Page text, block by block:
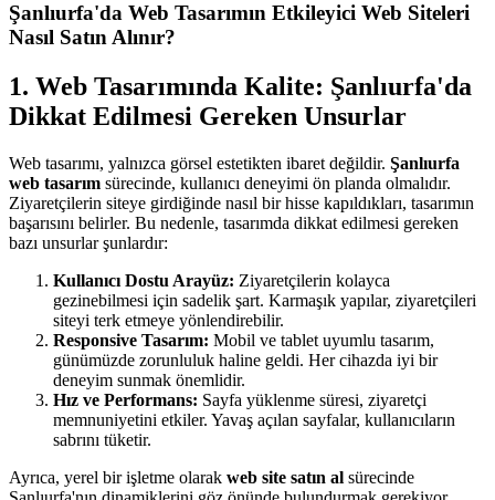
Şanlıurfa'da Web Tasarımın Etkileyici Web Siteleri
Nasıl Satın Alınır?
1. Web Tasarımında Kalite: Şanlıurfa'da
Dikkat Edilmesi Gereken Unsurlar
Web tasarımı, yalnızca görsel estetikten ibaret değildir. Şanlıurfa
web tasarım sürecinde, kullanıcı deneyimi ön planda olmalıdır.
Ziyaretçilerin siteye girdiğinde nasıl bir hisse kapıldıkları, tasarımın
başarısını belirler. Bu nedenle, tasarımda dikkat edilmesi gereken
bazı unsurlar şunlardır:
Kullanıcı Dostu Arayüz: Ziyaretçilerin kolayca
gezinebilmesi için sadelik şart. Karmaşık yapılar, ziyaretçileri
siteyi terk etmeye yönlendirebilir.
Responsive Tasarım: Mobil ve tablet uyumlu tasarım,
günümüzde zorunluluk haline geldi. Her cihazda iyi bir
deneyim sunmak önemlidir.
Hız ve Performans: Sayfa yüklenme süresi, ziyaretçi
memnuniyetini etkiler. Yavaş açılan sayfalar, kullanıcıların
sabrını tüketir.
Ayrıca, yerel bir işletme olarak web site satın al sürecinde